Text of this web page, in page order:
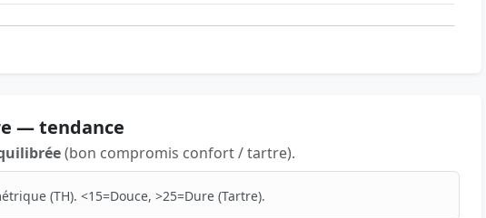
— tendance
(bon compromis confort / tartre).
(TH). <15=Douce, >25=Dure (Tartre).